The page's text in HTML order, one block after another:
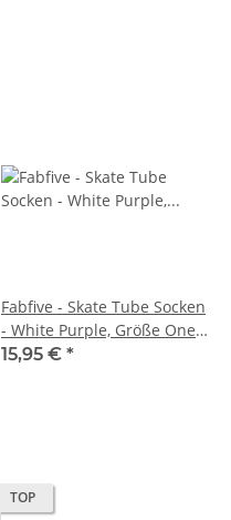
Fabfive - Skate Tube Socken
- White Purple, Größe One
Size / Ohne Größe
15,95 € *
TOP